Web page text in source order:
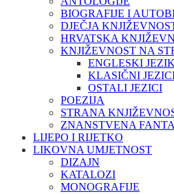
BIOGRAFIJE I
DJEČJA
HRVATSKA
KNJIŽEVNOST NA
ENGLESKI JEZIK
KLASIČNI
OSTALI JEZICI
POEZIJA
STRANA
ZNANSTVENA
LIJEPO I RIJETKO
LIKOVNA UMJETNOST
DIZAJN
KATALOZI
MONOGRAFIJE